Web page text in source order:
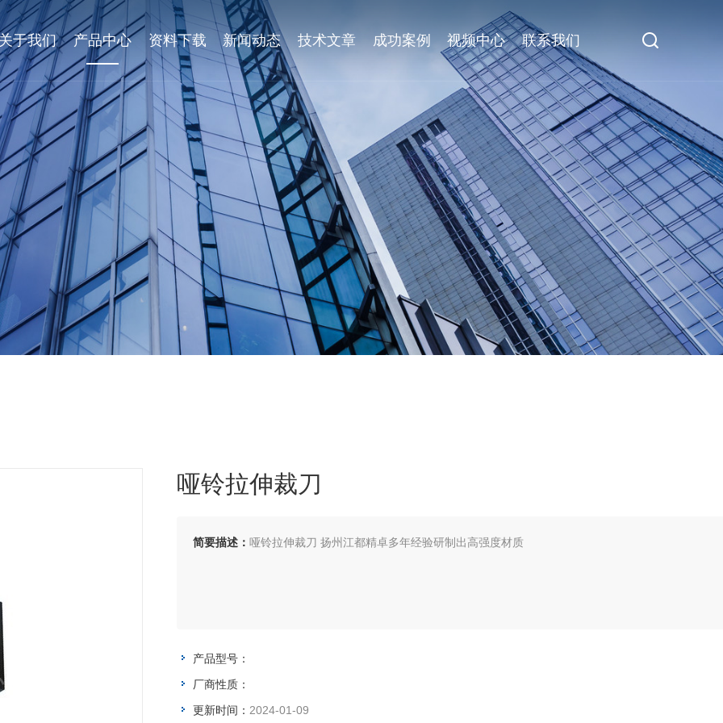
于我们 产品中心 资料下载 新闻动态 技术文章 成功案例 视频中心 联系我们
哑铃拉伸裁刀
简要描述：哑铃拉伸裁刀 扬州江都精卓多年经验研制出高强度材质
产品型号：
厂商性质：
更新时间： 2024-01-09